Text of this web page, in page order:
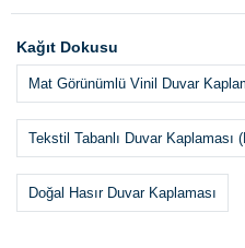
Kağıt Dokusu
Mat Görünümlü Vinil Duvar
Tekstil Tabanlı Duvar Kaplaması
Doğal Hasır Duvar Kaplaması